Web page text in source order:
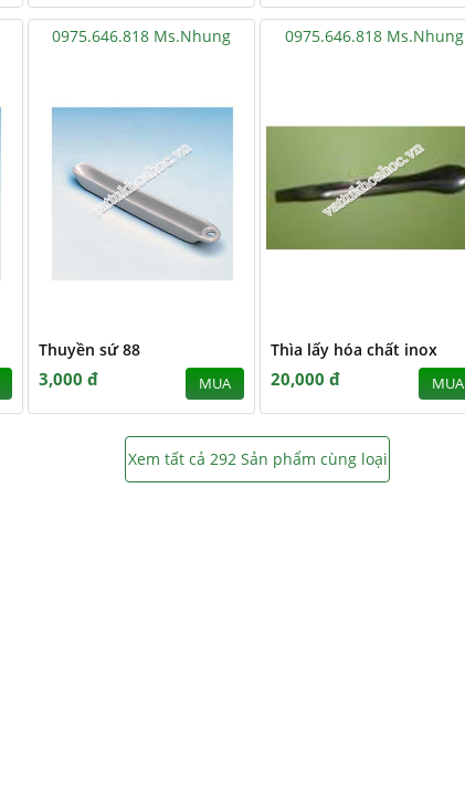
0975.646.818 Ms.Nhung
Thuyền sứ 88
3,000 đ MUA
0975.646.818 Ms.Nhung
Thìa lấy hóa chất inox
20,000 đ MUA
Xem tất cả 292 Sản phẩm cùng loại